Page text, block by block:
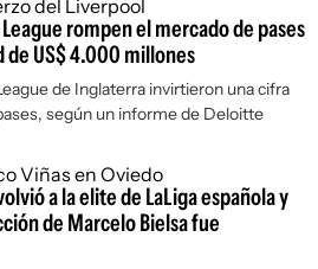
rompen el mercado de pases
US$ 4.000 millones
de Inglaterra invirtieron una cifra
según un informe de Deloitte
a la elite de LaLiga española y
de Marcelo Bielsa fue